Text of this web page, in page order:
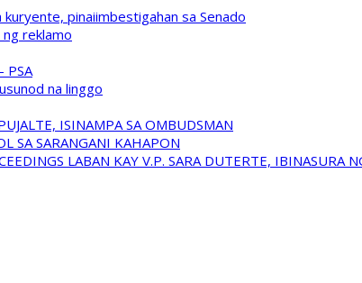
pinaiimbestigahan sa Senado
reklamo
PSA
na linggo
ISINAMPA SA OMBUDSMAN
SA SARANGANI KAHAPON
LABAN KAY V.P. SARA DUTERTE, IBINASURA